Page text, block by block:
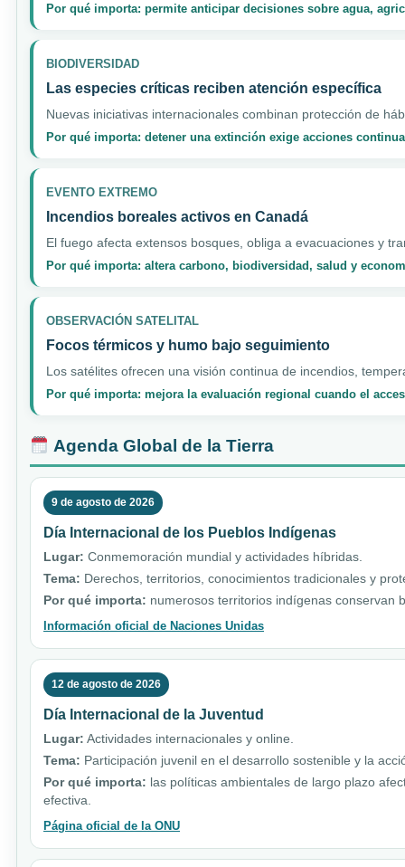
Por qué importa: permite anticipar decisiones sobre agua,
BIODIVERSIDAD
Las especies críticas reciben atención específica
Nuevas iniciativas internacionales combinan protección de
Por qué importa: detener una extinción exige acciones
EVENTO EXTREMO
Incendios boreales activos en Canadá
El fuego afecta extensos bosques, obliga a evacuaciones y
Por qué importa: altera carbono, biodiversidad, salud y
OBSERVACIÓN SATELITAL
Focos térmicos y humo bajo seguimiento
Los satélites ofrecen una visión continua de incendios,
Por qué importa: mejora la evaluación regional cuando el
Agenda Global de la Tierra
9 de agosto de 2026
Día Internacional de los Pueblos Indígenas
Lugar: Conmemoración mundial y actividades híbridas.
Tema: Derechos, territorios, conocimientos tradicionales y
Por qué importa: numerosos territorios indígenas conservan
Información oficial de Naciones Unidas
12 de agosto de 2026
Día Internacional de la Juventud
Lugar: Actividades internacionales y online.
Tema: Participación juvenil en el desarrollo sostenible y la
Por qué importa: las políticas ambientales de largo plazo
efectiva.
Página oficial de la ONU